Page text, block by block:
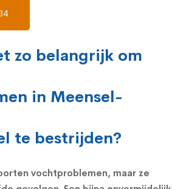
zo belangrijk om
in Meensel-
te bestrijden?
vochtproblemen, maar ze